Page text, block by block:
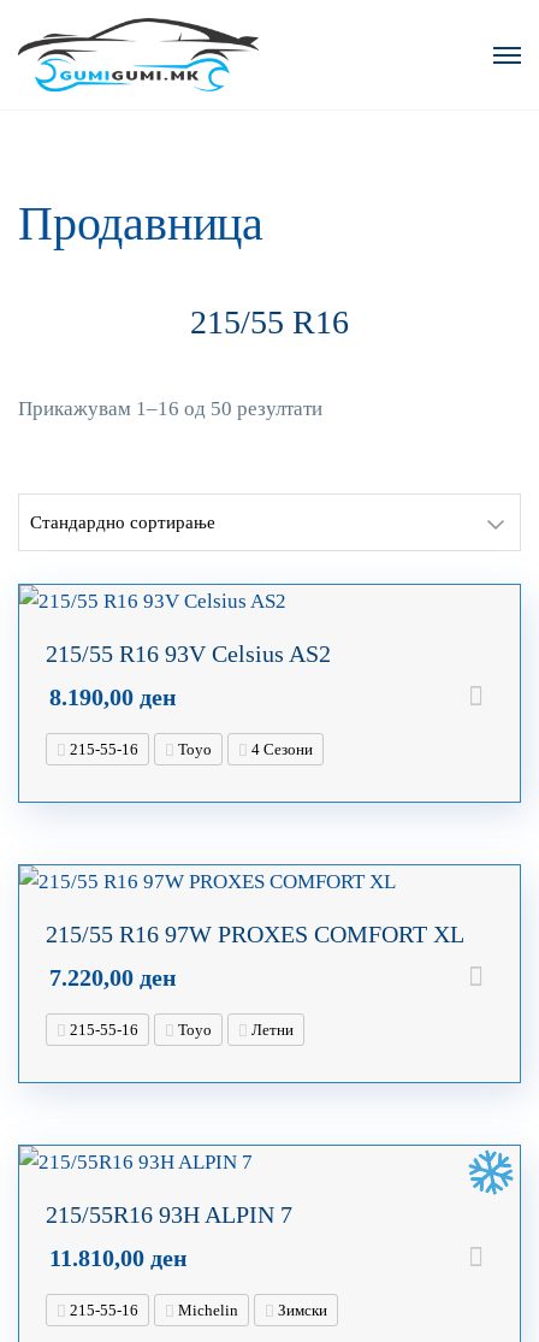
Продавница
215/55 R16
Прикажувам 1–16 од 50 резултати
215/55 R16 93V Celsius AS2
8.190,00 ден
215-55-16 Toyo 4 Сезони
215/55 R16 97W PROXES COMFORT XL
7.220,00 ден
215-55-16 Toyo Летни
215/55R16 93H ALPIN 7
11.810,00 ден
215-55-16 Michelin Зимски